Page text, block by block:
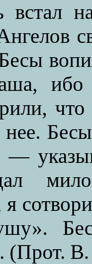
встал
ибо
нее.
—
я
(Прот.